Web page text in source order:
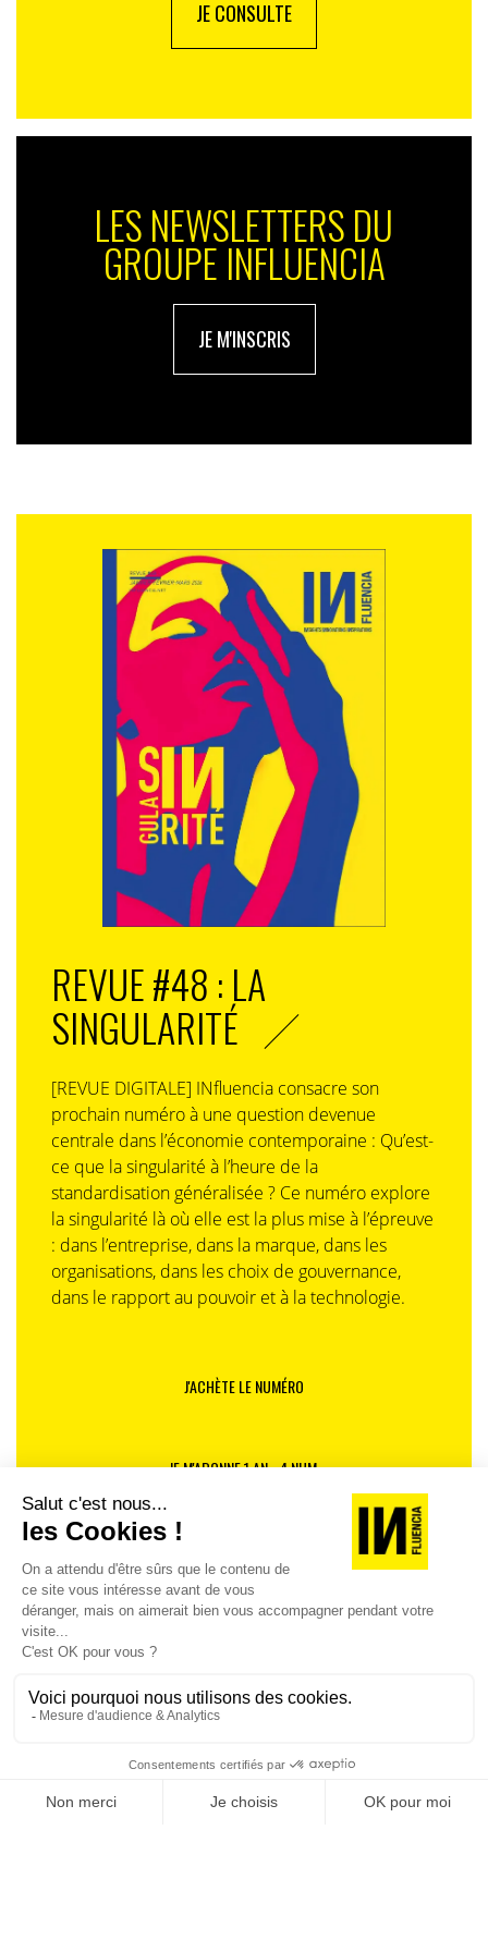
JE CONSULTE
LES NEWSLETTERS DU
GROUPE INFLUENCIA
JE M'INSCRIS
REVUE #48 : LA
SINGULARITÉ
[REVUE DIGITALE] INfluencia consacre son
prochain numéro à une question devenue
centrale dans l’économie contemporaine : Qu’est-
ce que la singularité à l’heure de la
standardisation généralisée ? Ce numéro explore
la singularité là où elle est la plus mise à l’épreuve
: dans l’entreprise, dans la marque, dans les
organisations, dans les choix de gouvernance,
dans le rapport au pouvoir et à la technologie.
J'ACHÈTE LE NUMÉRO
JE M'ABONNE 1 AN - 4 NUM.
JE DÉCOUVRE LES NUMÉROS PRÉCÉDENTS
Je suis déjà abonné(e) :je consulte la revue en